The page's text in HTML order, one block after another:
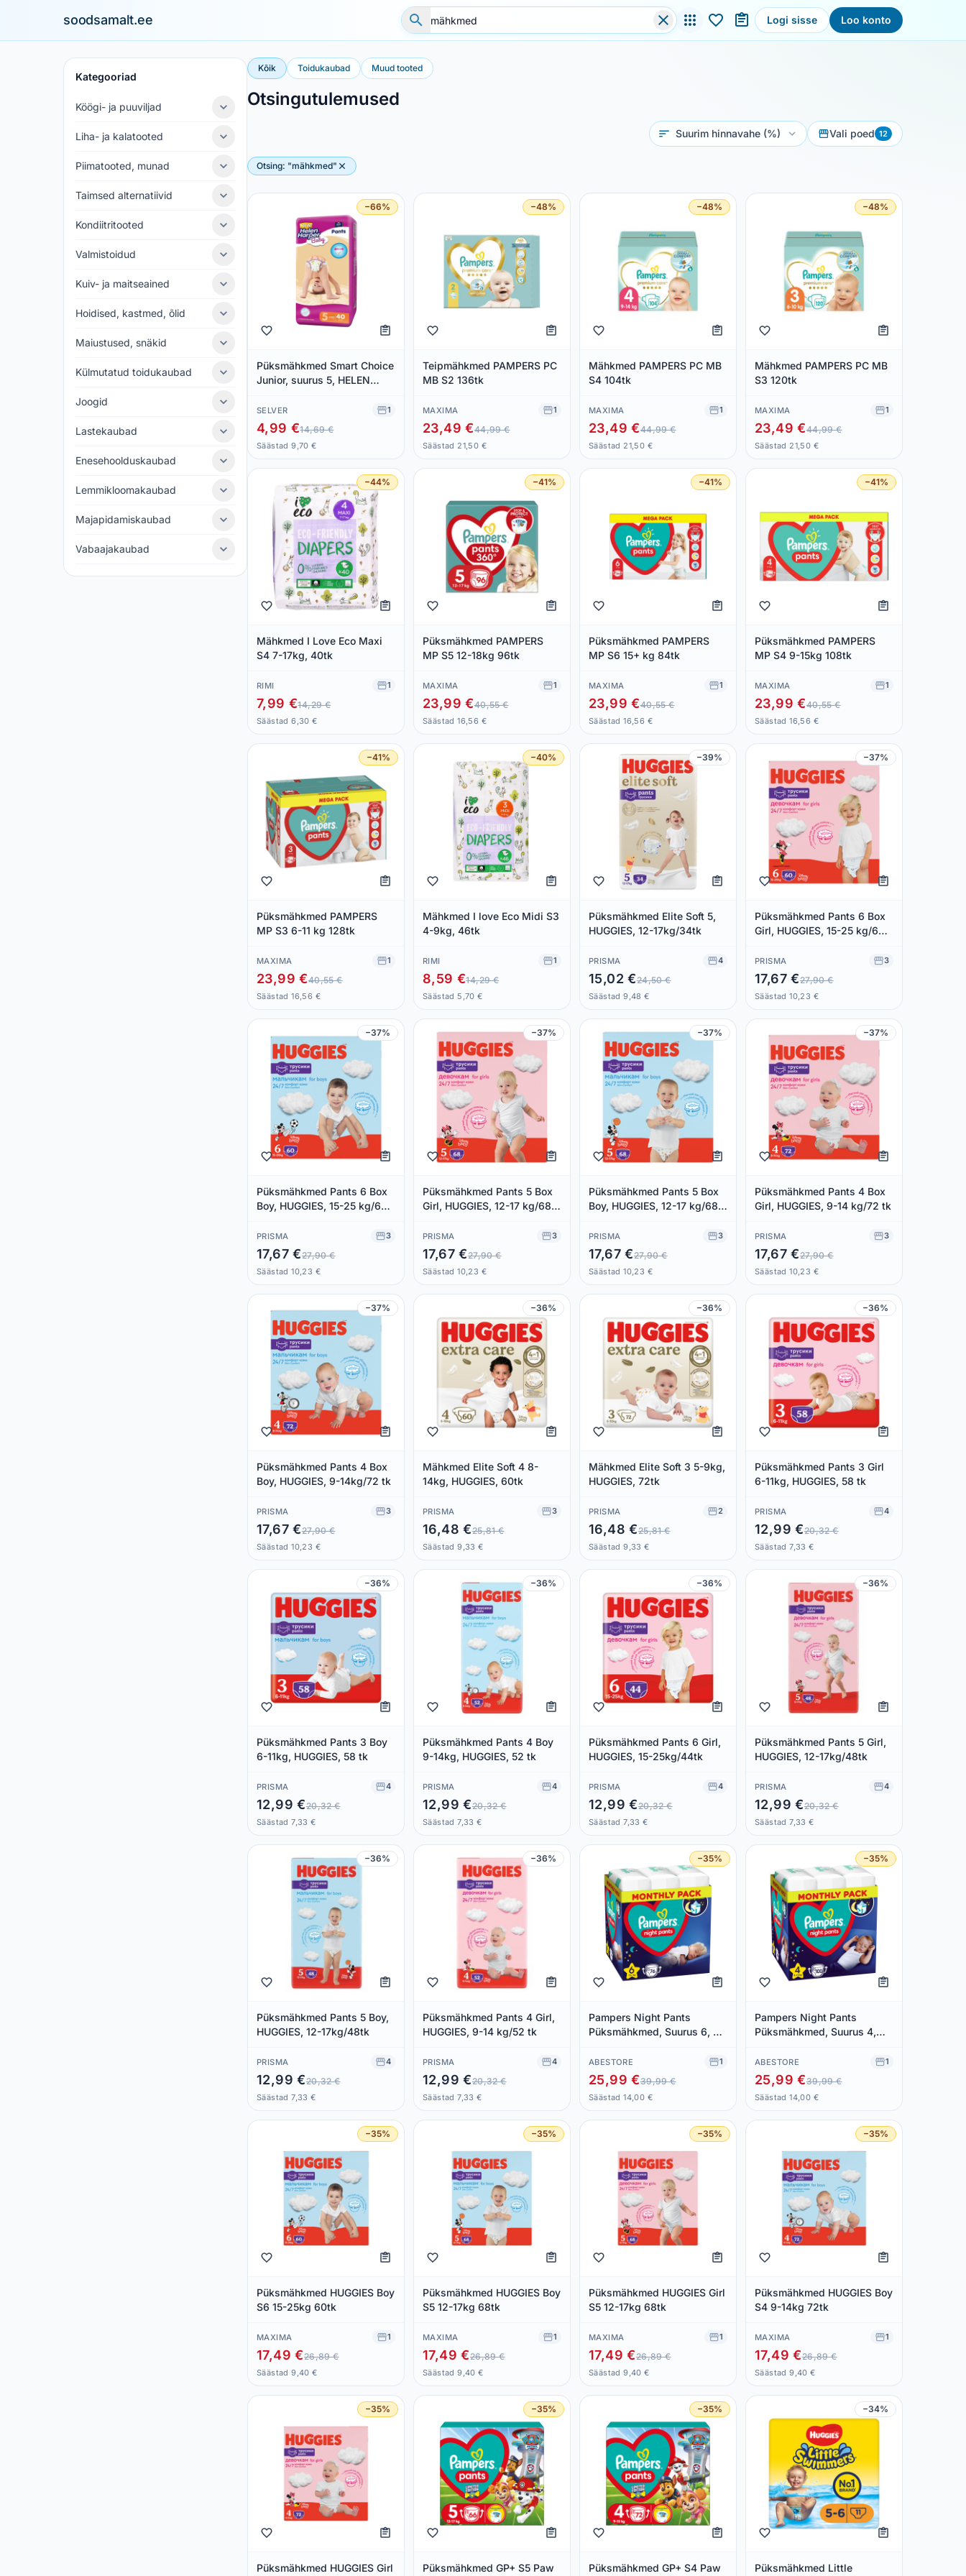
soodsamalt.ee Logi sisse Loo konto
Kategooriad
Köögi- ja puuviljad
Liha- ja kalatooted
Piimatooted, munad
Taimsed alternatiivid
Kondiitritooted
Valmistoidud
Kuiv- ja maitseained
Hoidised, kastmed, õlid
Maiustused, snäkid
Külmutatud toidukaubad
Joogid
Lastekaubad
Enesehoolduskaubad
Lemmikloomakaubad
Majapidamiskaubad
Vabaajakaubad
Kõik Toidukaubad Muud tooted
Otsingutulemused
Sorteeri Vali poed 12
Otsing: "mähkmed"
−66%
Püksmähkmed Smart Choice
Junior, suurus 5, HELEN
SELVER 1
4,99 €14,69 €
Säästad 9,70 €
−48%
Teipmähkmed PAMPERS PC
MB S2 136tk
MAXIMA 1
23,49 €44,99 €
Säästad 21,50 €
−48%
Mähkmed PAMPERS PC MB
S4 104tk
MAXIMA 1
23,49 €44,99 €
Säästad 21,50 €
−48%
Mähkmed PAMPERS PC MB
S3 120tk
MAXIMA 1
23,49 €44,99 €
Säästad 21,50 €
−44%
Mähkmed I Love Eco Maxi
S4 7-17kg, 40tk
RIMI 1
7,99 €14,29 €
Säästad 6,30 €
−41%
Püksmähkmed PAMPERS
MP S5 12-18kg 96tk
MAXIMA 1
23,99 €40,55 €
Säästad 16,56 €
−41%
Püksmähkmed PAMPERS
MP S6 15+ kg 84tk
MAXIMA 1
23,99 €40,55 €
Säästad 16,56 €
−41%
Püksmähkmed PAMPERS
MP S4 9-15kg 108tk
MAXIMA 1
23,99 €40,55 €
Säästad 16,56 €
−41%
Püksmähkmed PAMPERS
MP S3 6-11 kg 128tk
MAXIMA 1
23,99 €40,55 €
Säästad 16,56 €
−40%
Mähkmed I love Eco Midi S3
4-9kg, 46tk
RIMI 1
8,59 €14,29 €
Säästad 5,70 €
−39%
Püksmähkmed Elite Soft 5,
HUGGIES, 12-17kg/34tk
PRISMA 4
15,02 €24,50 €
Säästad 9,48 €
−37%
Püksmähkmed Pants 6 Box
Girl, HUGGIES, 15-25 kg/60
PRISMA 3
17,67 €27,90 €
Säästad 10,23 €
−37%
Püksmähkmed Pants 6 Box
Boy, HUGGIES, 15-25 kg/60
PRISMA 3
17,67 €27,90 €
Säästad 10,23 €
−37%
Püksmähkmed Pants 5 Box
Girl, HUGGIES, 12-17 kg/68
PRISMA 3
17,67 €27,90 €
Säästad 10,23 €
−37%
Püksmähkmed Pants 5 Box
Boy, HUGGIES, 12-17 kg/68
PRISMA 3
17,67 €27,90 €
Säästad 10,23 €
−37%
Püksmähkmed Pants 4 Box
Girl, HUGGIES, 9-14 kg/72 tk
PRISMA 3
17,67 €27,90 €
Säästad 10,23 €
−37%
Püksmähkmed Pants 4 Box
Boy, HUGGIES, 9-14kg/72 tk
PRISMA 3
17,67 €27,90 €
Säästad 10,23 €
−36%
Mähkmed Elite Soft 4 8-
14kg, HUGGIES, 60tk
PRISMA 3
16,48 €25,81 €
Säästad 9,33 €
−36%
Mähkmed Elite Soft 3 5-9kg,
HUGGIES, 72tk
PRISMA 2
16,48 €25,81 €
Säästad 9,33 €
−36%
Püksmähkmed Pants 3 Girl
6-11kg, HUGGIES, 58 tk
PRISMA 4
12,99 €20,32 €
Säästad 7,33 €
−36%
Püksmähkmed Pants 3 Boy
6-11kg, HUGGIES, 58 tk
PRISMA 4
12,99 €20,32 €
Säästad 7,33 €
−36%
Püksmähkmed Pants 4 Boy
9-14kg, HUGGIES, 52 tk
PRISMA 4
12,99 €20,32 €
Säästad 7,33 €
−36%
Püksmähkmed Pants 6 Girl,
HUGGIES, 15-25kg/44tk
PRISMA 4
12,99 €20,32 €
Säästad 7,33 €
−36%
Püksmähkmed Pants 5 Girl,
HUGGIES, 12-17kg/48tk
PRISMA 4
12,99 €20,32 €
Säästad 7,33 €
−36%
Püksmähkmed Pants 5 Boy,
HUGGIES, 12-17kg/48tk
PRISMA 4
12,99 €20,32 €
Säästad 7,33 €
−36%
Püksmähkmed Pants 4 Girl,
HUGGIES, 9-14 kg/52 tk
PRISMA 4
12,99 €20,32 €
Säästad 7,33 €
−35%
Pampers Night Pants
Püksmähkmed, Suurus 6, 76
ABESTORE 1
25,99 €39,99 €
Säästad 14,00 €
−35%
Pampers Night Pants
Püksmähkmed, Suurus 4,
ABESTORE 1
25,99 €39,99 €
Säästad 14,00 €
−35%
Püksmähkmed HUGGIES Boy
S6 15-25kg 60tk
MAXIMA 1
17,49 €26,89 €
Säästad 9,40 €
−35%
Püksmähkmed HUGGIES Boy
S5 12-17kg 68tk
MAXIMA 1
17,49 €26,89 €
Säästad 9,40 €
−35%
Püksmähkmed HUGGIES Girl
S5 12-17kg 68tk
MAXIMA 1
17,49 €26,89 €
Säästad 9,40 €
−35%
Püksmähkmed HUGGIES Boy
S4 9-14kg 72tk
MAXIMA 1
17,49 €26,89 €
Säästad 9,40 €
−35%
Püksmähkmed HUGGIES Girl
−35%
Püksmähkmed GP+ S5 Paw
−35%
Püksmähkmed GP+ S4 Paw
−34%
Püksmähkmed Little